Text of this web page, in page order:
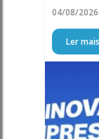
04/08/2026
Ler mais